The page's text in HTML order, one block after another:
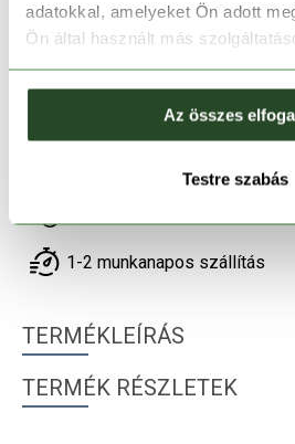
adatokkal, amelyeket Ön adott
Ön által használt más
Az összes
Testre szabás
TERMÉKLEÍRÁS
TERMÉK RÉSZLETEK
Melyik üzletben
1-2 munkanapos szállítás